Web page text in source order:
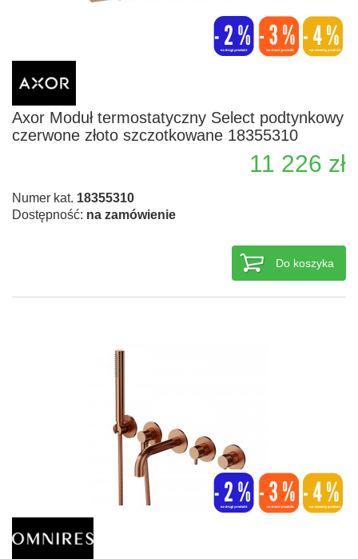
Axor Moduł termostatyczny Select podtynkowy
czerwone złoto szczotkowane 18355310
11 226 zł
Numer kat. 18355310
Dostępność: na zamówienie
Do koszyka